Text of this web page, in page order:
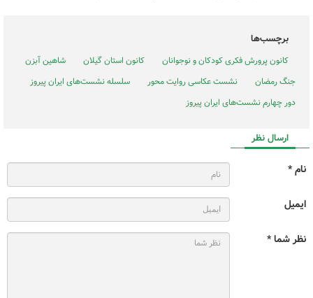
برچسب‌ها
کانون پرورش فکری کودکان و نوجوانان کانون استان گیلان
شاهین آبزن
جنگ رمضان
نشست عکاسی روایت محور
سلسله نشست‌های ایران پیروز
دور چهارم نشست‌های ایران پیروز
ارسال نظر
نام *
ایمیل
نظر شما *